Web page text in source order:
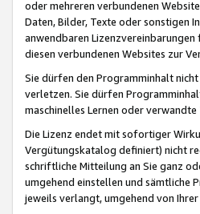
oder mehreren verbundenen
Daten, Bilder, Texte oder sonstigen
anwendbaren
diesen verbundenen Websites zur
Sie dürfen den Programminhalt
verletzen. Sie dürfen
maschinelles Lernen oder
Die Lizenz endet mit sofortiger
Vergütungskatalog definiert) nicht
schriftliche Mitteilung an Sie ganz
umgehend einstellen und sämtliche
jeweils verlangt, umgehend von